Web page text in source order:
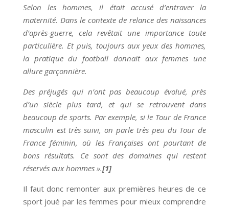
Selon les hommes, il était accusé d’entraver la
maternité. Dans le contexte de relance des naissances
d’après-guerre, cela revêtait une importance toute
particulière. Et puis, toujours aux yeux des hommes,
la pratique du football donnait aux femmes une
allure garçonnière.
Des préjugés qui n’ont pas beaucoup évolué, près
d’un siècle plus tard, et qui se retrouvent dans
beaucoup de sports. Par exemple, si le Tour de France
masculin est très suivi, on parle très peu du Tour de
France féminin, où les Françaises ont pourtant de
bons résultats. Ce sont des domaines qui restent
réservés aux hommes ».[1]
Il faut donc remonter aux premières heures de ce
sport joué par les femmes pour mieux comprendre